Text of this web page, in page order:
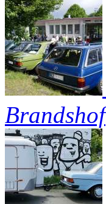
Brandshof